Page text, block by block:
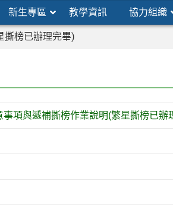
新生專區 教學資訊 協力組織
撕榜已辦理完畢)
項與遞補撕榜作業說明(繁星撕榜已辦